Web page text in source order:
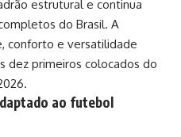
estrutural e continua
do Brasil. A
conforto e versatilidade
dez primeiros colocados do
ao futebol